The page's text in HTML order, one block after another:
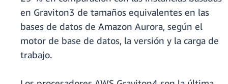
en Graviton3 de tamaños equivalentes en las
bases de datos de Amazon Aurora, según el
motor de base de datos, la versión y la carga de
trabajo.